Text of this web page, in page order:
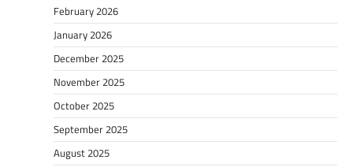
February 2026
January 2026
December 2025
November 2025
October 2025
September 2025
August 2025